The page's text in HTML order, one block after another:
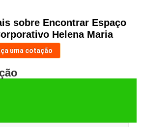
sobre Encontrar Espaço
Helena Maria
uma cotação